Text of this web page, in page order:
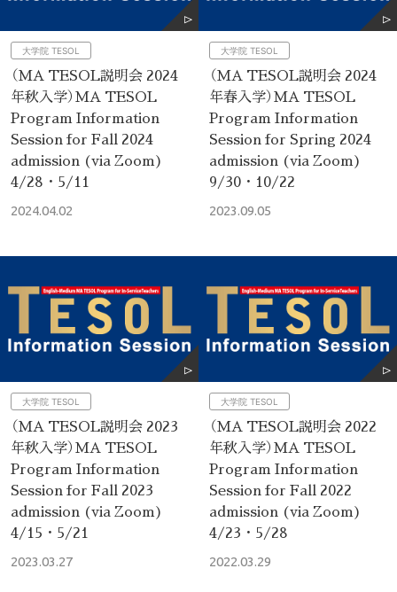
大学院 TESOL
（MA TESOL説明会 2024
年秋入学）MA TESOL
Program Information
Session for Fall 2024
admission (via Zoom)
4/28・5/11
2024.04.02
大学院 TESOL
（MA TESOL説明会 2024
年春入学）MA TESOL
Program Information
Session for Spring 2024
admission (via Zoom)
9/30・10/22
2023.09.05
大学院 TESOL
（MA TESOL説明会 2023
年秋入学）MA TESOL
Program Information
Session for Fall 2023
admission (via Zoom)
4/15・5/21
2023.03.27
大学院 TESOL
（MA TESOL説明会 2022
年秋入学）MA TESOL
Program Information
Session for Fall 2022
admission (via Zoom)
4/23・5/28
2022.03.29